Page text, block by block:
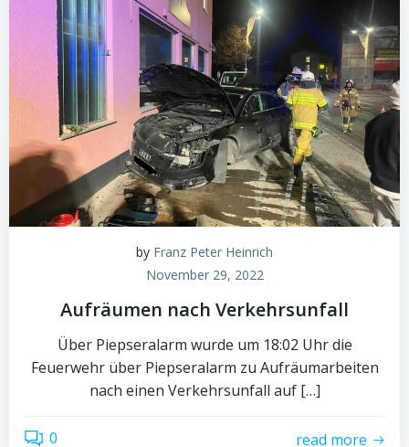
by Franz Peter Heinrich
November 29, 2022
Aufräumen nach Verkehrsunfall
Über Piepseralarm wurde um 18:02 Uhr die
Feuerwehr über Piepseralarm zu Aufräumarbeiten
nach einen Verkehrsunfall auf […]
0 read more